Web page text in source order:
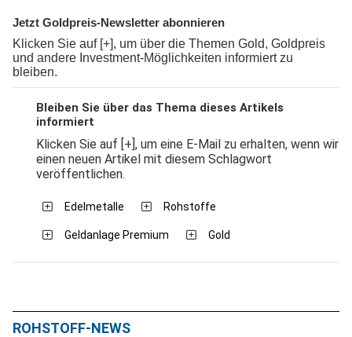
Jetzt Goldpreis-Newsletter abonnieren
Klicken Sie auf [+], um über die Themen Gold, Goldpreis
und andere Investment-Möglichkeiten informiert zu
bleiben.
Bleiben Sie über das Thema dieses Artikels
informiert
Klicken Sie auf [+], um eine E-Mail zu erhalten, wenn wir
einen neuen Artikel mit diesem Schlagwort
veröffentlichen.
Edelmetalle Rohstoffe
Geldanlage Premium Gold
ROHSTOFF-NEWS